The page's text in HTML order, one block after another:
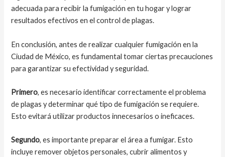
adecuada para recibir la fumigación en tu hogar y lograr
resultados efectivos en el control de plagas.
En conclusión, antes de realizar cualquier fumigación en la
Ciudad de México, es fundamental tomar ciertas precauciones
para garantizar su efectividad y seguridad.
Primero, es necesario identificar correctamente el problema
de plagas y determinar qué tipo de fumigación se requiere.
Esto evitará utilizar productos innecesarios o ineficaces.
Segundo, es importante preparar el área a fumigar. Esto
incluye remover objetos personales, cubrir alimentos y